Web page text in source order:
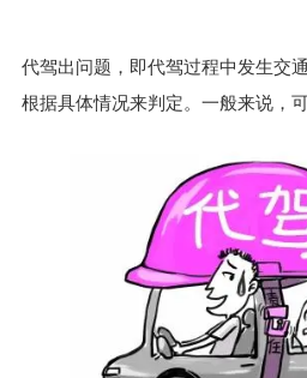
代驾出问题，即代驾过程中发生交
根据具体情况来判定。一般来说，